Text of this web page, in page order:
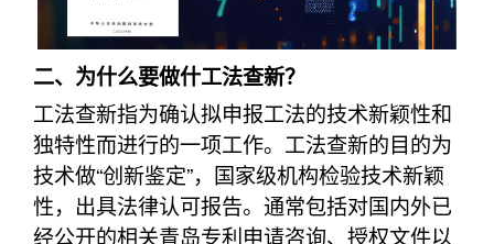
二、为什么要做什工法查新？
工法查新指为确认拟申报工法的技术新颖性和
独特性而进行的一项工作。工法查新的目的为
技术做“创新鉴定”，国家级机构检验技术新颖
性，出具法律认可报告。通常包括对国内外已
经公开的相关青岛专利申请咨询、授权文件以